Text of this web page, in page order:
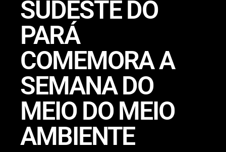
SUDESTE DO
PARÁ
COMEMORA A
SEMANA DO
MEIO DO MEIO
AMBIENTE